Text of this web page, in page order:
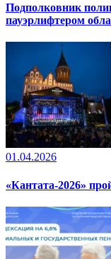
Подполковник
пауэрлифтером
01.04.2026
«Кантата-2026»